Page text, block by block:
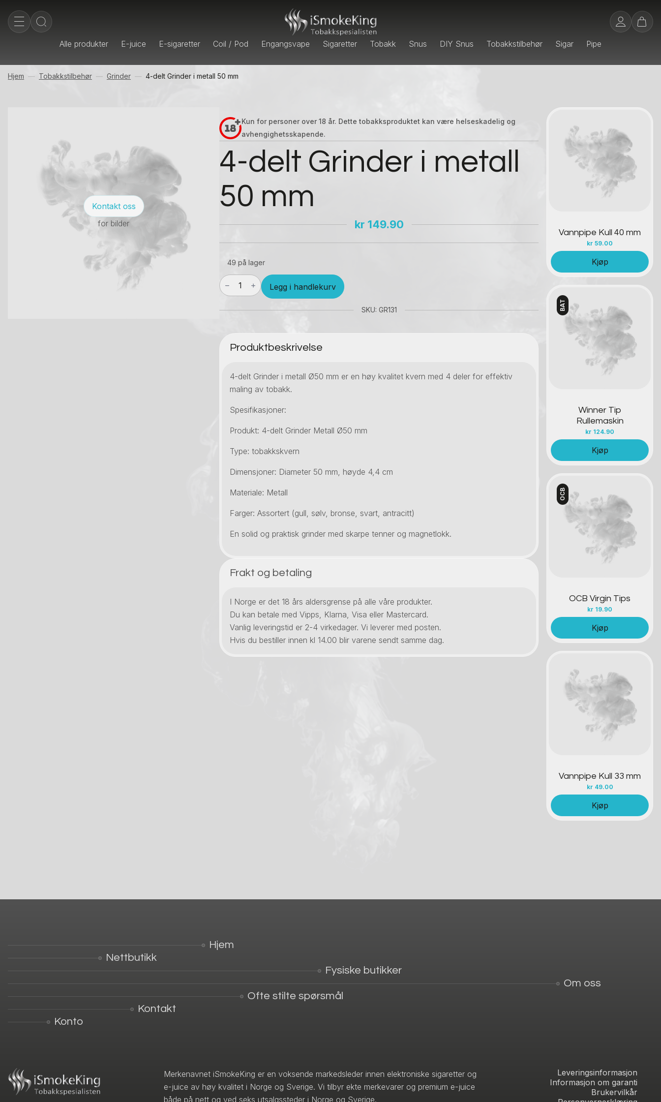
Alle produkter E-juice E-sigaretter Coil / Pod Engangsvape Sigaretter Tobakk Snus DIY Snus Tobakkstilbehør Sigar Pipe
Hjem Tobakkstilbehør Grinder 4-delt Grinder i metall 50 mm
Kontakt oss
for bilder
Kun for personer over 18 år. Dette tobakksproduktet kan være helseskadelig og
avhengighetsskapende.
4-delt Grinder i metall
50 mm
kr 149.90
49 på lager
delt
Grinder
i
antall
Legg i handlekurv
SKU: GR131
Produktbeskrivelse
4-delt Grinder i metall Ø50 mm er en høy kvalitet kvern med 4 deler for effektiv
maling av tobakk.
Spesifikasjoner:
Produkt: 4-delt Grinder Metall Ø50 mm
Type: tobakkskvern
Dimensjoner: Diameter 50 mm, høyde 4,4 cm
Materiale: Metall
Farger: Assortert (gull, sølv, bronse, svart, antracitt)
En solid og praktisk grinder med skarpe tenner og magnetlokk.
Frakt og betaling
I Norge er det 18 års aldersgrense på alle våre produkter.
Du kan betale med Vipps, Klarna, Visa eller Mastercard.
Vanlig leveringstid er 2-4 virkedager. Vi leverer med posten.
Hvis du bestiller innen kl 14.00 blir varene sendt samme dag.
Vannpipe Kull 40 mm
kr 59.00
Kontakt oss
Kjøp
BAT
Winner Tip
Rullemaskin
kr 124.90
Kontakt oss
Kjøp
OCB
OCB Virgin Tips
kr 19.90
Kontakt oss
Kjøp
Vannpipe Kull 33 mm
kr 49.00
Kontakt oss
Kjøp
Hjem
Nettbutikk
Fysiske butikker
Om oss
Ofte stilte spørsmål
Kontakt
Konto
Merkenavnet iSmokeKing er en voksende markedsleder innen elektroniske sigaretter og
e-juice av høy kvalitet i Norge og Sverige. Vi tilbyr ekte merkevarer og premium e-juice
både på nett og ved seks utsalgssteder i Norge og Sverige.
Leveringsinformasjon
Informasjon om garanti
Brukervilkår